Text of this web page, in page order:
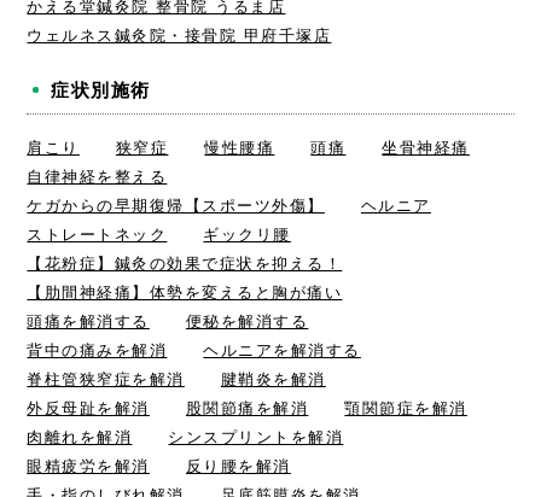
かえる堂鍼灸院 整骨院 うるま店
ウェルネス鍼灸院・接骨院 甲府千塚店
症状別施術
肩こり 狭窄症 慢性腰痛 頭痛
坐骨神経痛
自律神経を整える
ケガからの早期復帰【スポーツ外傷】
ヘルニア
ストレートネック
ギックリ腰
【花粉症】鍼灸の効果で症状を抑える！
【肋間神経痛】体勢を変えると胸が痛い
頭痛を解消する
便秘を解消する
背中の痛みを解消
ヘルニアを解消する
脊柱管狭窄症を解消
腱鞘炎を解消
外反母趾を解消
股関節痛を解消
顎関節症を解消
肉離れを解消
シンスプリントを解消
眼精疲労を解消
反り腰を解消